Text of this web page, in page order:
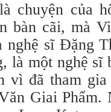
chuyện của
bàn cãi, mà
nghệ sĩ Đặng
là một nghệ sĩ
vì đã tham
Giai Phẩm.